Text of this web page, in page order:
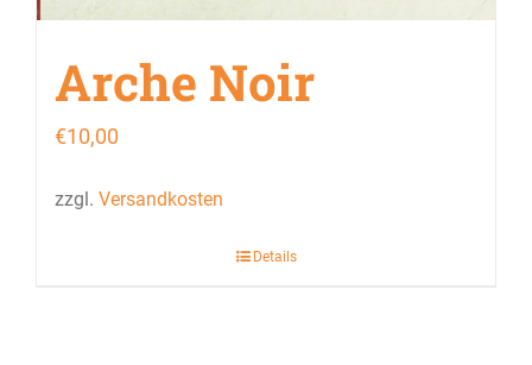
Arche Noir
€10,00
zzgl. Versandkosten
Details